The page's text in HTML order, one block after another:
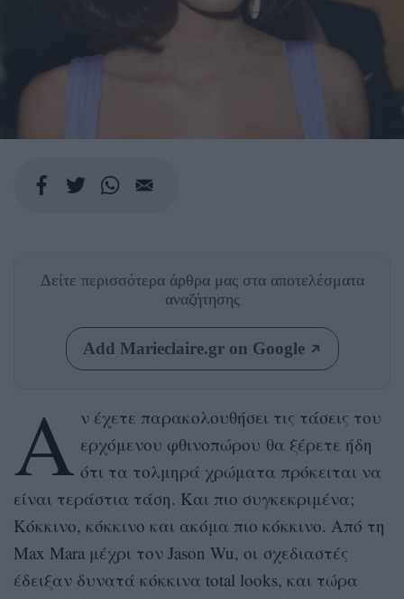
Δείτε περισσότερα άρθρα μας στα αποτελέσματα
αναζήτησης
Add Marieclaire.gr on Google
Α ν έχετε παρακολουθήσει τις τάσεις του
ερχόμενου φθινοπώρου θα ξέρετε ήδη
ότι τα τολμηρά χρώματα πρόκειται να
είναι τεράστια τάση. Και πιο συγκεκριμένα;
Κόκκινο, κόκκινο και ακόμα πιο κόκκινο. Από τη
Max Mara μέχρι τον Jason Wu, οι σχεδιαστές
έδειξαν δυνατά κόκκινα total looks, και τώρα